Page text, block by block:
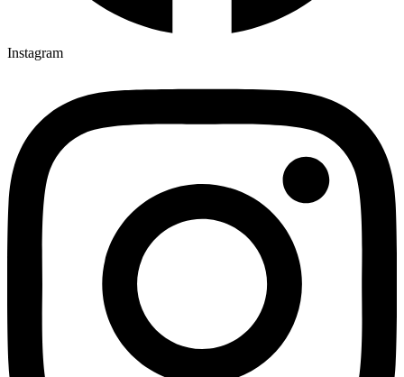
Instagram